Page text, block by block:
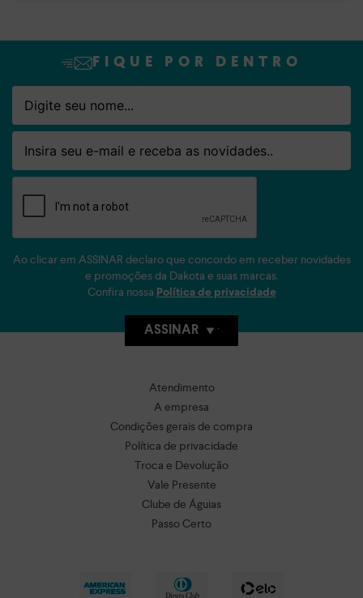
FIQUE POR DENTRO
Nome
Email
Ao clicar em ASSINAR declaro que concordo em receber novidades
e promoções da Dakota e suas marcas.
Confira nossa Política de privacidade
ASSINAR
Atendimento
A empresa
Condições gerais de compra
Política de privacidade
Troca e Devolução
Vale Presente
Clube de Águias
Passo Certo